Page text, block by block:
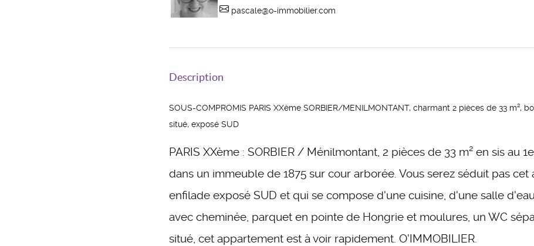
pascale@o-immobilier.com
Description
SOUS-COMPROMIS PARIS XXème SORBIER/MENILMONTANT, charmant 2 pièces de 33 m²,
situé, exposé SUD
PARIS XXème : SORBIER / Ménilmontant, 2 pièces de 33 m² en sis au
dans un immeuble de 1875 sur cour arborée. Vous serez séduit pas
enfilade exposé SUD et qui se compose d'une cuisine, d'une salle
avec cheminée, parquet en pointe de Hongrie et moulures, un WC
situé, cet appartement est à voir rapidement. O'IMMOBILIER.